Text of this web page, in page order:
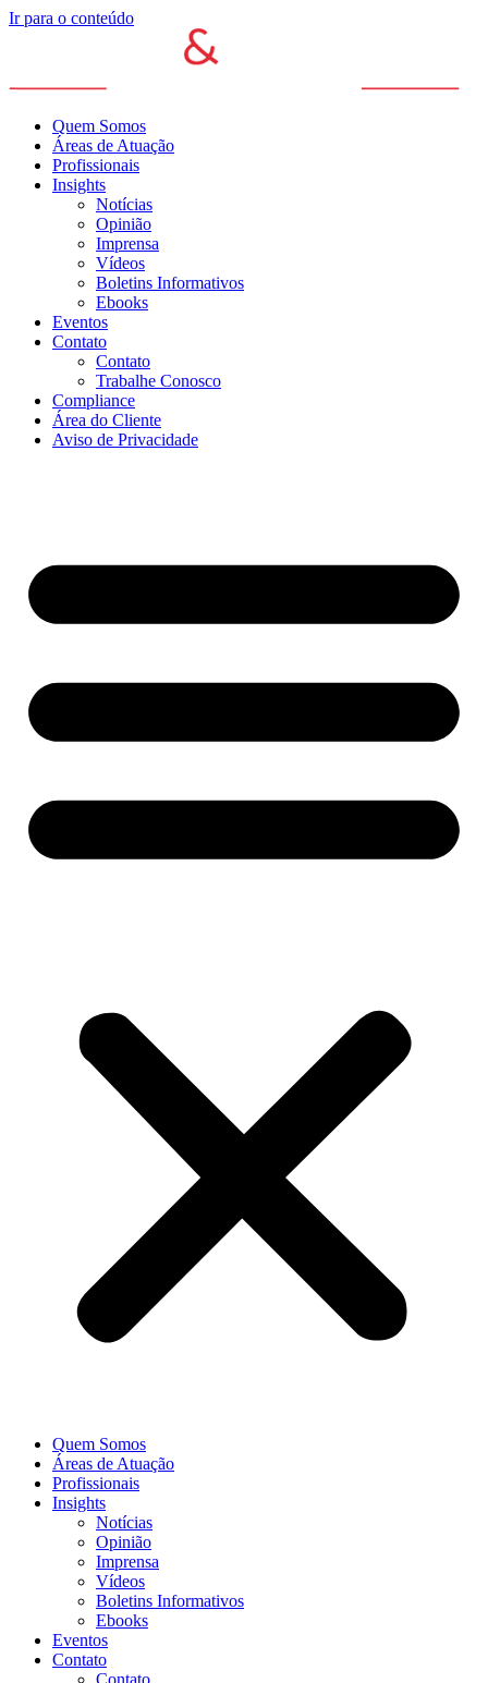
Ir para o conteúdo
Quem Somos
Áreas de Atuação
Profissionais
Insights
Notícias
Opinião
Imprensa
Vídeos
Boletins Informativos
Ebooks
Eventos
Contato
Contato
Trabalhe Conosco
Compliance
Área do Cliente
Aviso de Privacidade
Quem Somos
Áreas de Atuação
Profissionais
Insights
Notícias
Opinião
Imprensa
Vídeos
Boletins Informativos
Ebooks
Eventos
Contato
Contato